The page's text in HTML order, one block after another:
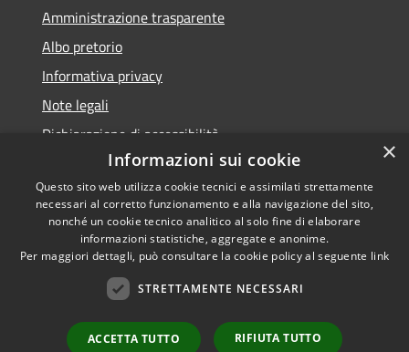
Amministrazione trasparente
Albo pretorio
Informativa privacy
Note legali
Dichiarazione di accessibilità
Accessibilità
Privacy
Copyright ©
Comune di Fiumicello Villa
×
Informazioni sui cookie
Questo sito web utilizza cookie tecnici e assimilati strettamente
necessari al corretto funzionamento e alla navigazione del sito,
nonché un cookie tecnico analitico al solo fine di elaborare
informazioni statistiche, aggregate e anonime.
Per maggiori dettagli, può consultare la cookie policy al seguente link
STRETTAMENTE NECESSARI
ACCETTA TUTTO RIFIUTA TUTTO